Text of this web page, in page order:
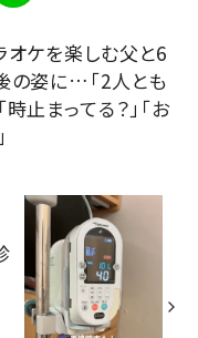
オケを楽しむ父と6
の姿に…「2人とも
時止まってる？」「お